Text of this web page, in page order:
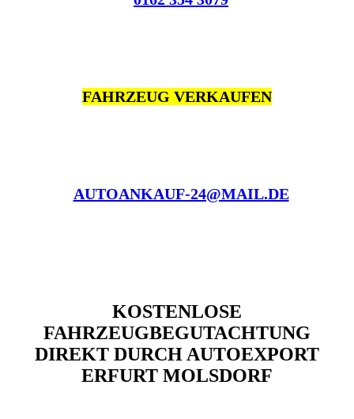
FAHRZEUG VERKAUFEN
AUTOANKAUF-24@MAIL.DE
KOSTENLOSE
FAHRZEUGBEGUTACHTUNG
DIREKT DURCH AUTOEXPORT
ERFURT MOLSDORF